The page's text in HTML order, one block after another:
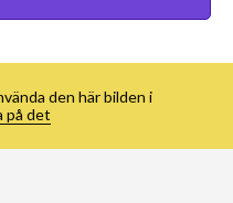
den här bilden i
på det